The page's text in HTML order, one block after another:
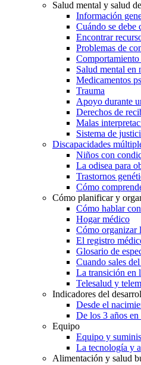
Salud mental y salud
Información
Cuándo se debe
Encontrar
Problemas de
Salud mental en
Medicamentos
Trauma
Apoyo durante
Derechos de
Malas
Sistema de
Discapacidades
Niños con
La odisea para
Trastornos
Cómo
Cómo planificar y
Cómo hablar
Hogar médico
Cómo organizar
El registro
Glosario de
Cuando sales
La transición en
Telesalud y
Indicadores del
Desde el
De los 3 años en
Equipo
Equipo y
La tecnología y
Alimentación y salud